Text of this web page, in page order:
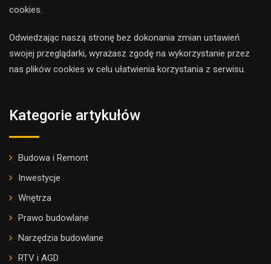
cookies.
Odwiedzając naszą stronę bez dokonania zmian ustawień
swojej przeglądarki, wyrażasz zgodę na wykorzystanie przez
nas plików cookies w celu ułatwienia korzystania z serwisu.
Kategorie artykułów
Budowa i Remont
Inwestycje
Wnętrza
Prawo budowlane
Narzędzia budowlane
RTV i AGD